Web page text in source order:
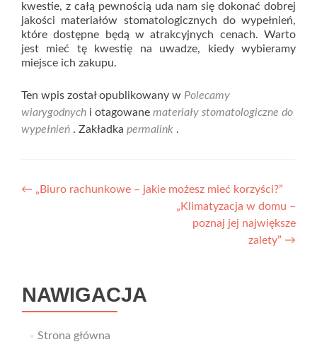
kwestie, z całą pewnością uda nam się dokonać dobrej
jakości materiałów stomatologicznych do wypełnień,
które dostępne będą w atrakcyjnych cenach. Warto
jest mieć tę kwestię na uwadze, kiedy wybieramy
miejsce ich zakupu.
Ten wpis został opublikowany w Polecamy
wiarygodnych i otagowane materiały stomatologiczne do
wypełnień . Zakładka permalink .
Nawigacja
← „Biuro rachunkowe – jakie możesz mieć korzyści?”
„Klimatyzacja w domu –
poznaj jej największe
zalety” →
NAWIGACJA
Strona główna